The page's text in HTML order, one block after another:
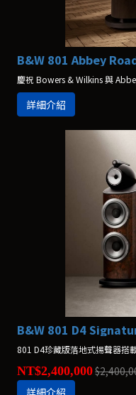
詳細介紹
B&W 801 D4
NT$2,400,000